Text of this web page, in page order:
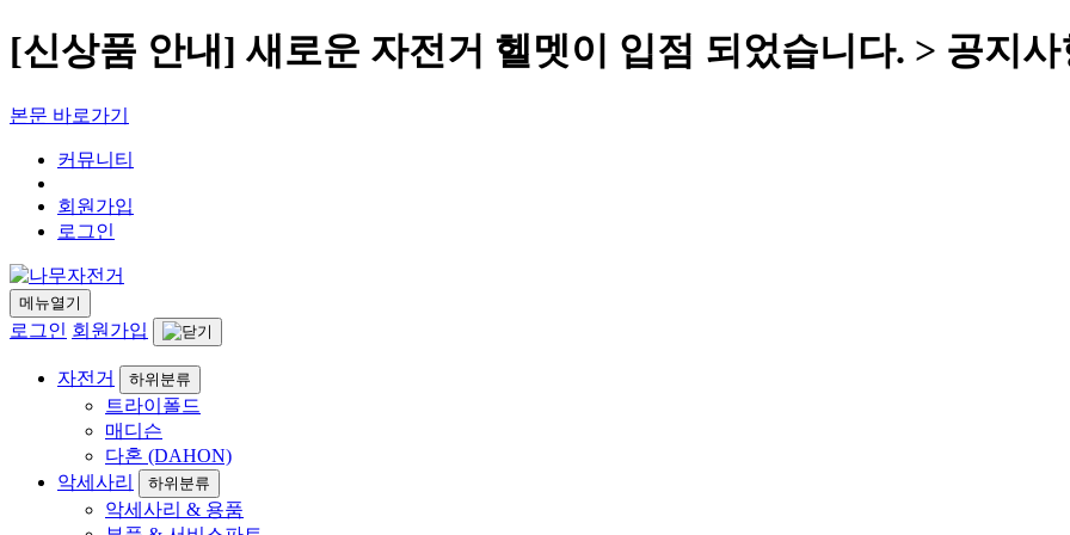
[신상품 안내] 새로운 자전거 헬멧이 입점 되었습니다. > 공지사
본문 바로가기
커뮤니티
회원가입
로그인
메뉴열기
로그인 회원가입
자전거 하위분류
트라이폴드
매디슨
다혼 (DAHON)
악세사리
하위분류
악세사리 & 용품